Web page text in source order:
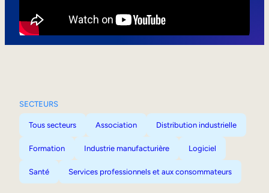
SECTEURS
Tous secteurs Association Distribution industrielle
Formation Industrie manufacturière Logiciel
Santé Services professionnels et aux consommateurs